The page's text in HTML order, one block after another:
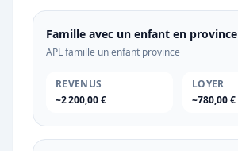
Famille avec un enfant en province
APL famille un enfant province
REVENUS
~2 200,00 €
LOYER
~780,00 €